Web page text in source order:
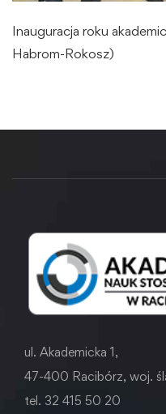
Inauguracja roku
Habrom-Rokosz)
ul. Akademicka 1,
47-400 Racibórz, woj.
tel. 32 415 50 20